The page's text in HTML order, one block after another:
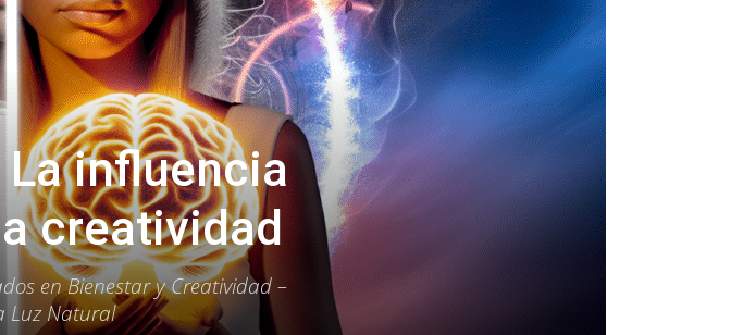
influencia
creatividad
en Bienestar y Creatividad –
Luz Natural